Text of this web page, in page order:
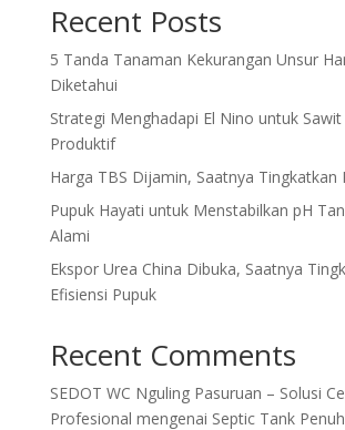
Recent Posts
5 Tanda Tanaman Kekurangan Unsur
Diketahui
Strategi Menghadapi El Nino untuk Sawit
Produktif
Harga TBS Dijamin, Saatnya Tingkatkan
Pupuk Hayati untuk Menstabilkan pH
Alami
Ekspor Urea China Dibuka, Saatnya
Efisiensi Pupuk
Recent Comments
SEDOT WC Nguling Pasuruan – Solusi
Profesional mengenai Septic Tank